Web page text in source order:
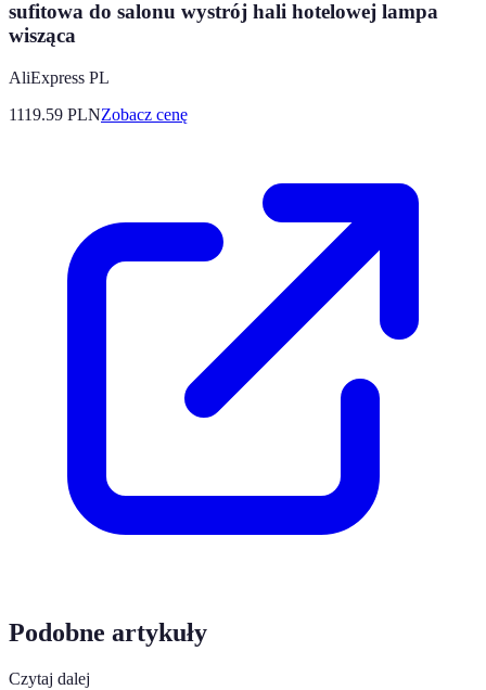
sufitowa do salonu wystrój hali hotelowej lampa
wisząca
AliExpress PL
1119.59 PLNZobacz cenę
Podobne artykuły
Czytaj dalej